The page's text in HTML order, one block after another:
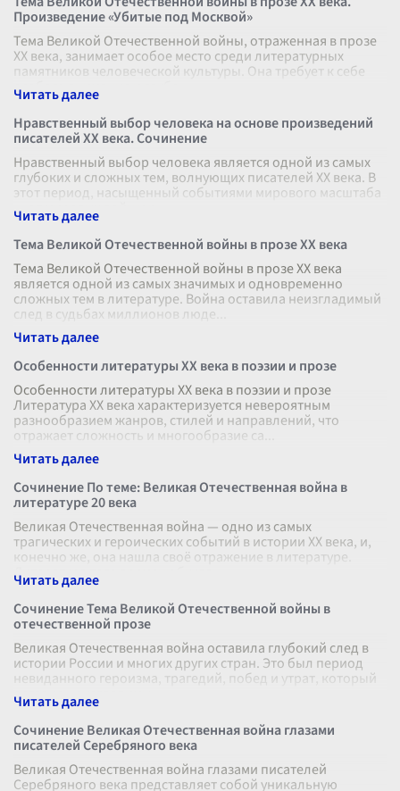
Произведение «Убитые под Москвой»
Тема Великой Отечественной войны, отраженная в прозе
XX века, занимает особое место среди литературных
памятников человеческой культуры. Она требует к себе
особого внимания и глубо
Нравственный выбор человека на основе произведений
писателей XX века. Сочинение
Нравственный выбор человека является одной из самых
глубоких и сложных тем, волнующих писателей XX века. В
этот период, насыщенный событиями мирового масштаба
— от мировых войн и р
Тема Великой Отечественной войны в прозе XX века
Тема Великой Отечественной войны в прозе XX века
является одной из самых значимых и одновременно
сложных тем в литературе. Война оставила неизгладимый
след в судьбах миллионов люде
Особенности литературы XX века в поэзии и прозе
Особенности литературы XX века в поэзии и прозе
Литература XX века характеризуется невероятным
разнообразием жанров, стилей и направлений, что
отражает сложность и многообразие са
Сочинение По теме: Великая Отечественная война в
литературе 20 века
Великая Отечественная война — одно из самых
трагических и героических событий в истории ХХ века, и,
конечно же, она нашла своё отражение в литературе.
Литература того времени буква
Сочинение Тема Великой Отечественной войны в
отечественной прозе
Великая Отечественная война оставила глубокий след в
истории России и многих других стран. Это был период
невиданного героизма, трагедий, побед и утрат, который
оставил неизгладимы
Сочинение Великая Отечественная война глазами
писателей Серебряного века
Великая Отечественная война глазами писателей
Серебряного века представляет собой уникальную